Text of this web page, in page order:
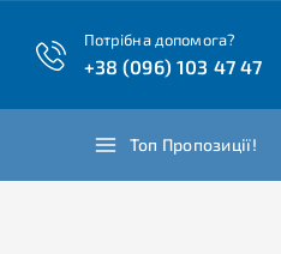
Потрібна допомога?
+38 (096) 103 47 47
Топ Пропозиції!